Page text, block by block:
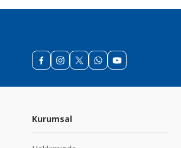
Kurumsal